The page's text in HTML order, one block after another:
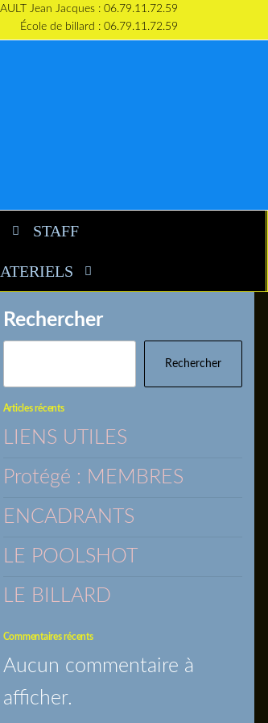
Jean Jacques : 06.79.11.72.59
École de billard : 06.79.11.72.59
STAFF
Rechercher
Rechercher
Articles récents
LIENS UTILES
Protégé : MEMBRES
ENCADRANTS
LE POOLSHOT
LE BILLARD
Commentaires récents
Aucun commentaire à
afficher.